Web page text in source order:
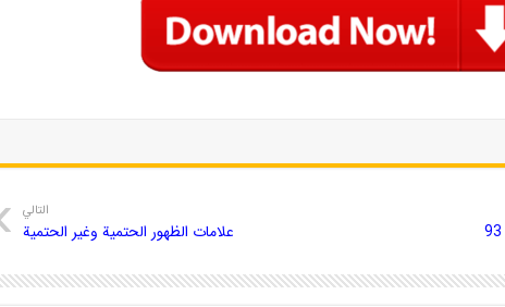
التالي
علامات الظهور الحتمية وغير الحتمية